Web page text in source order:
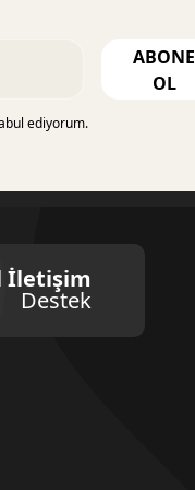
ABONE
OL
ediyorum.
İletişim
Destek